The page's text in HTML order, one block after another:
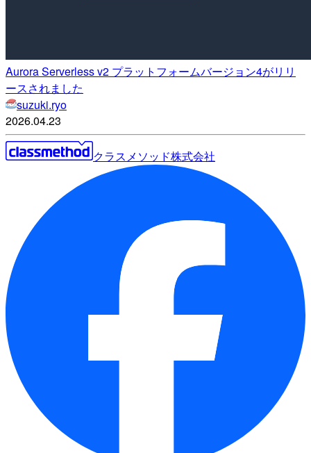
Aurora Serverless v2 プラットフォームバージョン4がリリ
ースされました
suzuki.ryo
2026.04.23
クラスメソッド株式会社